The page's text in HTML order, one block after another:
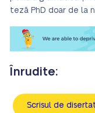
teză PhD doar de la
Înrudite:
Scrisul de